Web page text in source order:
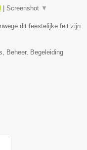
Screenshot ▼
dit feestelijke feit zijn
Beheer, Begeleiding